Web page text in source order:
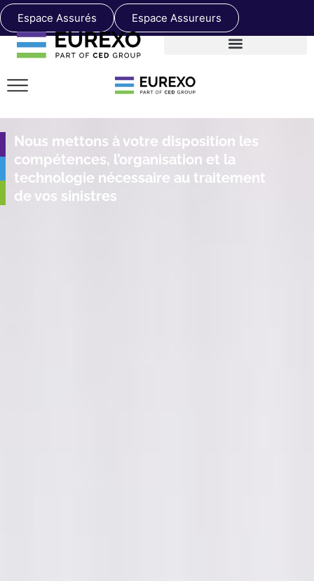
Espace Assurés Espace Assureurs
Nous mettons à votre disposition les
compétences, l’organisation et la
technologie nécessaire au traitement
de vos sinistres